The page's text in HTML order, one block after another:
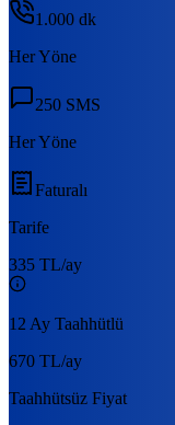
1.000 dk
Her Yöne
250 SMS
Her Yöne
Faturalı
Tarife
335 TL/ay
12 Ay Taahhütlü
670 TL/ay
Taahhütsüz Fiyat